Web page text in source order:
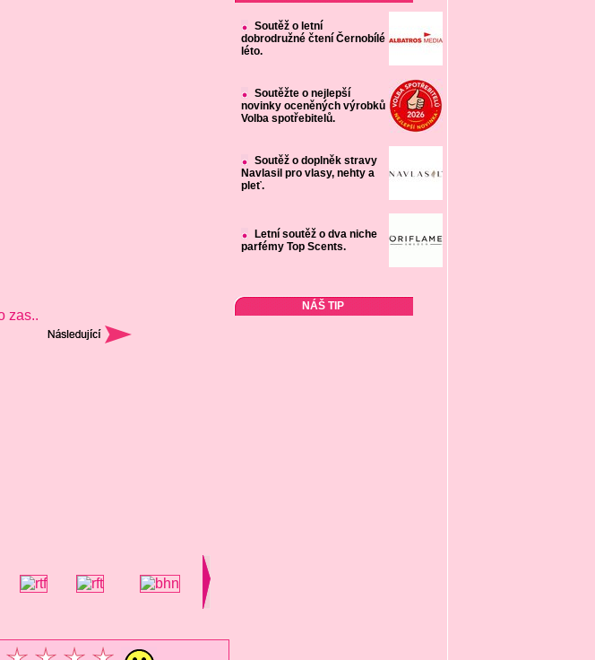
Soutěž o letní
dobrodružné čtení Černobílé
léto.
Soutěžte o nejlepší
novinky oceněných výrobků
Volba spotřebitelů.
Soutěž o doplněk stravy
Navlasil pro vlasy, nehty a
pleť.
Letní soutěž o dva niche
parfémy Top Scents.
NÁŠ TIP